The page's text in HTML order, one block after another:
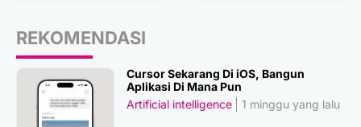
REKOMENDASI
Cursor Sekarang Di iOS, Bangun
Aplikasi Di Mana Pun
Artificial intelligence
1 minggu yang lalu